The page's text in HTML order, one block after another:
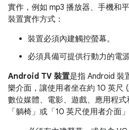
實作，例如 mp3 播放器、手機和
裝置實作方式：
裝置必須內建觸控螢幕。
必須具備可提供行動力的電
Android TV 裝置是指 Android 裝
樂介面，讓使用者坐在約 10 英尺
數位媒體、電影、遊戲、應用程
「躺椅」或「10 英尺使用者介面